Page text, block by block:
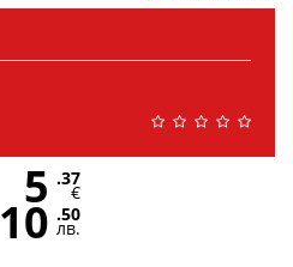
5 .37
€
10 .50
лв.